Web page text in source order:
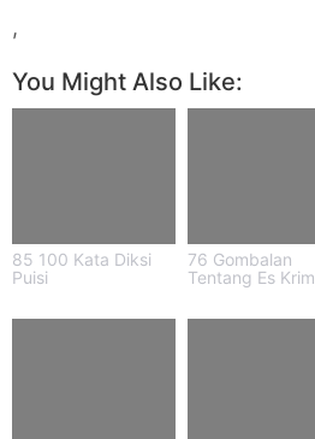
,
You Might Also Like:
85 100 Kata Diksi
Puisi
76 Gombalan
Tentang Es Krim